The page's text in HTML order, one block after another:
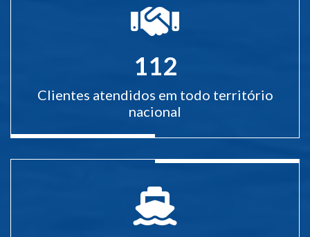
112
Clientes atendidos em todo território
nacional